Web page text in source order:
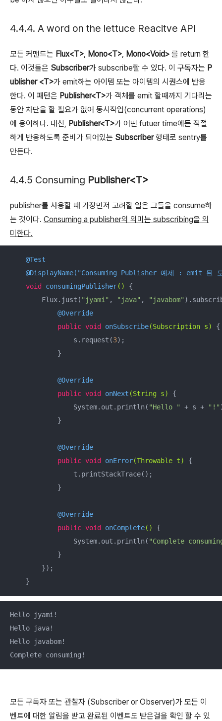
4.4.4. A word on the lettuce Reacitve API
모든 커맨드는 Flux<T>, Mono<T>, Mono<Void> 를 return 한
다. 이것들은 Subscriber가 subscribe할 수 있다. 이 구독자는 P
ublisher <T>가 emit하는 아이템 또는 아이템의 시퀀스에 반응
한다. 이 패턴은 Publisher<T>가 객체를 emit 할때까지 기다리는
동안 차단을 할 필요가 없어 동시작업(concurrent operations)
에 용이하다. 대신, Publisher<T>가 어떤 futuer time에든 적절
하게 반응하도록 준비가 되어있는 Subscriber형태로 sentry를
만든다.
4.4.5 Consuming Publisher<T>
publisher를 사용할 때 가장먼저 고려할 일은 그들을 consume하
는 것이다. Consuming a publisher의 의미는 subscribing을 의
미한다.
@Test
@DisplayName("Consuming Publisher 예제 : emit
void
consumingPublisher()
{
        Flux.just(
"jyami" , "java" , "javabom"
@Override
public void onSubscribe(Subscription s)
{
                s.request(
3);
            }
@Override
public void onNext (String s)
{
                System.out.println(
"Hello " + s + "!"
            }
@Override
public void onError(Throwable t)
{
                t.printStackTrace();
            }
@Override
public void onComplete()
{
                System.out.println(
"Complete
            }
        });
    }
Hello jyami!
Hello java!
Hello javabom!
Complete consuming!
모든 구독자 또는 관찰자 (Subscriber or Observer)가 모든 이
벤트에 대한 알림을 받고 완료된 이벤트도 받은걸을 확인 할 수 있